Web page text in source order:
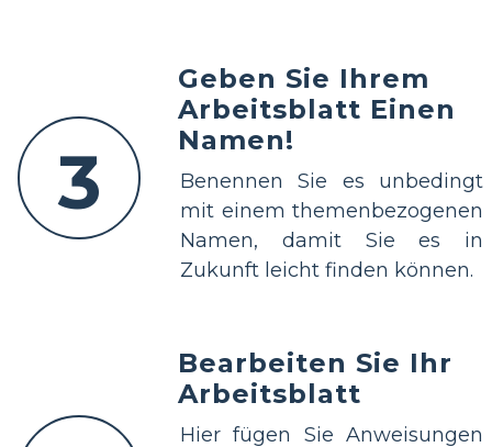
3
Geben Sie Ihrem
Arbeitsblatt Einen
Namen!
Benennen Sie es unbedingt
mit einem themenbezogenen
Namen, damit Sie es in
Zukunft leicht finden können.
Bearbeiten Sie Ihr
Arbeitsblatt
Hier fügen Sie Anweisungen